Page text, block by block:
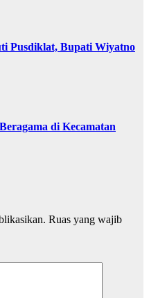
Pusdiklat, Bupati Wiyatno
di Kecamatan
Ruas yang wajib